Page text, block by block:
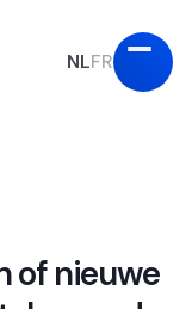
NLFR
of nieuwe